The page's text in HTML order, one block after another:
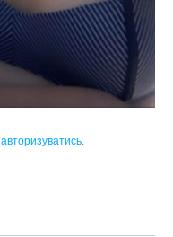
авторизуватись